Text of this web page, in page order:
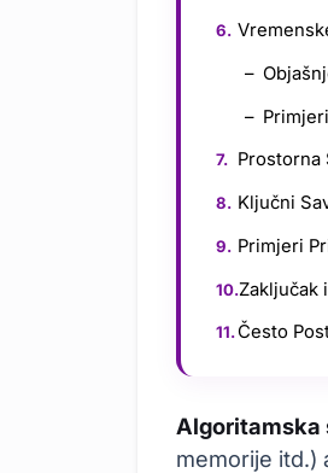
Prostorna
Ključni
Primjeri
Zaključak
Često
Algoritamska
memorije itd.)